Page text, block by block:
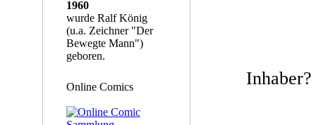
1960
wurde Ralf König
(u.a. Zeichner "Der
Bewegte Mann")
geboren.
Online Comics Inhaber?